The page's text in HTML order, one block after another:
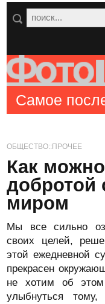
Самое
ОБЩЕСТВО::ПРОЧЕЕ
Как
миром
Мы все сильно
своих целей,
этой ежедневной
прекрасен
не хотим об
улыбнуться